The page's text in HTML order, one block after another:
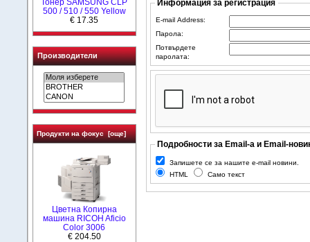
Тонер SAMSUNG CLP
500 / 510 / 550 Yellow
€ 17.35
Производители
Продукти на фокус [още]
Цветна Копирна
машина RICOH Aficio
Color 3006
€ 204.50
Информация за регистрация
E-mail Address:
Парола:
Потвърдете
паролата:
Подробности за Email-а и Email-
Запишете се за нашите e-mail новини.
HTML
Само текст